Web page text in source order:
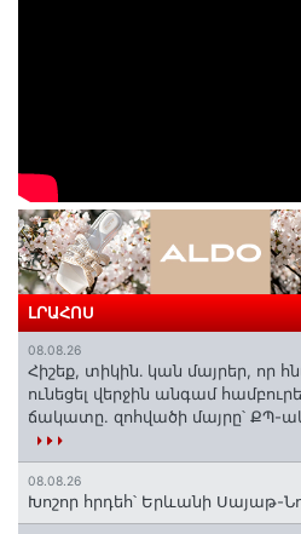
ԼՐԱՀՈՍ
08.08.26
Հիշեք, տիկին․ կան մայրեր, որ
ունեցել վերջին անգամ
ճակատը. զոհվածի մայրը՝
08.08.26
Խոշոր հրդեհ՝ Երևանի Սայաթ-